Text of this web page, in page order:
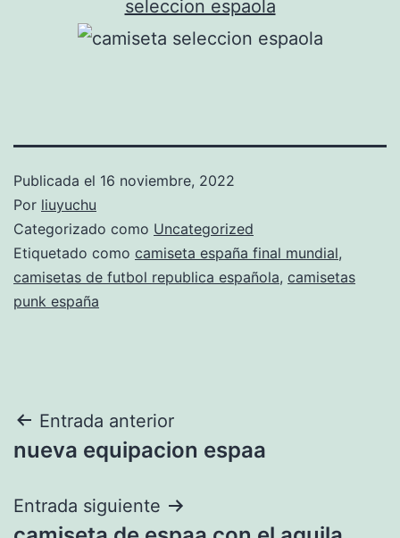
Publicada el 16 noviembre, 2022
Por liuyuchu
Categorizado como Uncategorized
Etiquetado como camiseta españa final mundial,
camisetas de futbol republica española, camisetas
punk españa
Navegación
de
entradas
Entrada anterior
nueva equipacion espaa
Entrada siguiente